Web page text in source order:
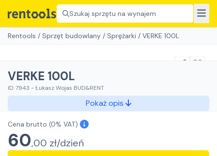
Szukaj sprzętu na wynajem
Rentools / Sprzęt budowlany / Sprężarki / VERKE 100L
VERKE 100L
ID:7943 -Łukasz Wojas BUD&RENT
Pokaż opis
Cena brutto (0% VAT)
60,00 zł/dzień